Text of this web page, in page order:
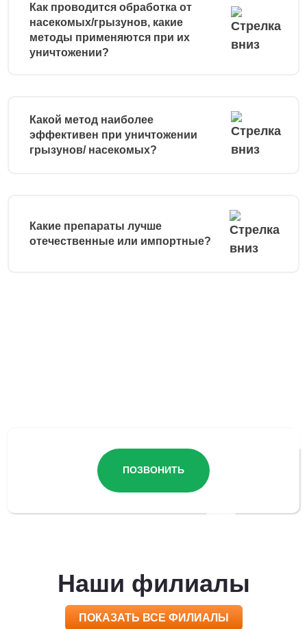
Как проводится обработка от
насекомых/грызунов, какие
методы применяются при их
уничтожении?
Какой метод наиболее
эффективен при уничтожении
грызунов/ насекомых?
Какие препараты лучше
отечественные или импортные?
ПОЗВОНИТЬ
Наши филиалы
ПОКАЗАТЬ ВСЕ ФИЛИАЛЫ